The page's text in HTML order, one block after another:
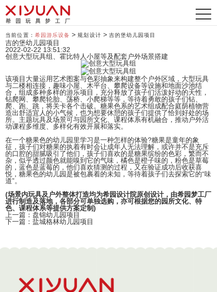
导
航
当前位置： 希园游乐设备 >规划设计 > 吉的堡幼儿园项目
吉的堡幼儿园项目
2022-02-22 13:51:32
创意大型玩具组、霍比特人小屋等及配套户外场景搭建
该项目大量运用艺术图案与色彩抽象来构建整个户外区域，大型玩具
与二楼相连接，趣味小屋、木平台、攀爬设备等设施和地面沙池结
合，组成多种多样的游乐项目，充分释放了孩子们活泼好动的天性，
钻爬网、攀爬轮胎、荡桥、小爬梯等等，等待着勇敢的孩子们钻、
爬、跑、跳，将关卡各个击破。糖果色系的艺术组成配合庭荫植物营
造出舒适宜人的小气候，也为想要休憩的孩子们提供了恰到好处的场
所。主题玩具及场景可与园所文化、课程体系有机融合，推动户外活
动课程多维度、多样化有效开展和落实。
在一个糖果色的幼儿园里学习是一种怎样的体验?糖果是童年的象
征，孩子们对糖果的执着有时会让成年人无法理解，或许并不是充斥
的口腔的甜腻吸引了他们，孩子们喜欢的是糖果缤纷的色彩，繁而不
杂，似乎透过颜色就能嗅到它的气味，橘色是橙子味的，粉色是草莓
的，蓝色是蓝莓的，他们喜欢猜测的过程，又在验证成功后收获喜
悦，糖果色的幼儿园是被包裹着的未知，等待着孩子们去探索它的“味
道”。
(场景内玩具及户外整体打造均为希园设计院原创设计，由希园梦工厂
进行制造及落地，各部分可单独选购，亦可根据您的园所文化、特
色、课程体系等提供方案定制)
上一篇：盘锦幼儿园项目
下一篇：盐城格林幼儿园项目